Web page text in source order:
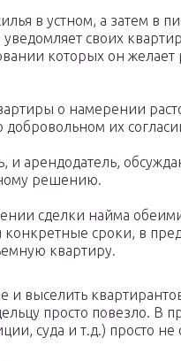
в устном, а затем в
своих
которых он желает
о намерении
добровольном их
и арендодатель,
решению.
сделки найма
конкретные сроки, в
квартиру.
выселить
просто повезло. В
суда и т.д.) просто не